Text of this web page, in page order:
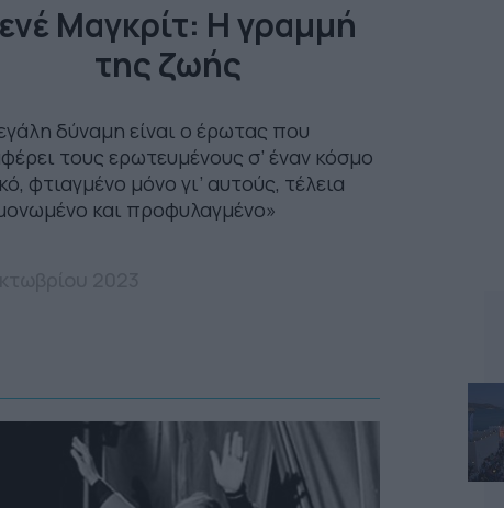
Μαγκρίτ: Η γραμμή
της ζωής
δύναμη είναι ο έρωτας που
τους ερωτευμένους σ’ έναν κόσμο
φτιαγμένο μόνο γι’ αυτούς, τέλεια
και προφυλαγμένο»